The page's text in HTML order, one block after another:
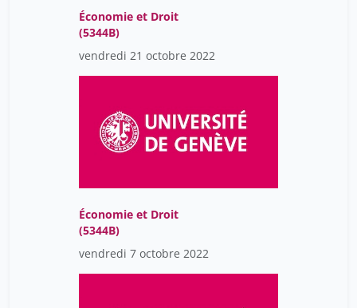
Économie et Droit
(5344B)
vendredi 21 octobre 2022
Économie et Droit
(5344B)
vendredi 7 octobre 2022